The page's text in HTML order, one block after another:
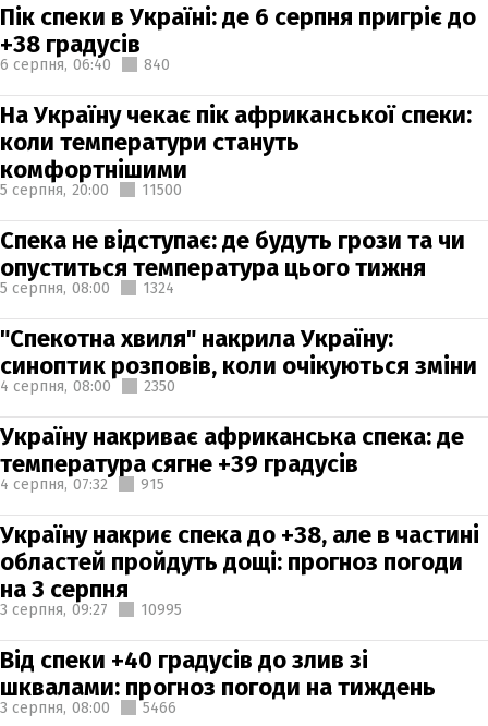
Пік спеки в Україні: де 6 серпня пригріє до
+38 градусів
6 серпня, 06:40 840
На Україну чекає пік африканської спеки:
коли температури стануть
комфортнішими
5 серпня, 20:00 11500
Спека не відступає: де будуть грози та чи
опуститься температура цього тижня
5 серпня, 08:00 1324
"Спекотна хвиля" накрила Україну:
синоптик розповів, коли очікуються зміни
4 серпня, 08:00 2350
Україну накриває африканська спека: де
температура сягне +39 градусів
4 серпня, 07:32 915
Україну накриє спека до +38, але в частині
областей пройдуть дощі: прогноз погоди
на 3 серпня
3 серпня, 09:27 10995
Від спеки +40 градусів до злив зі
шквалами: прогноз погоди на тиждень
3 серпня, 08:00 5466